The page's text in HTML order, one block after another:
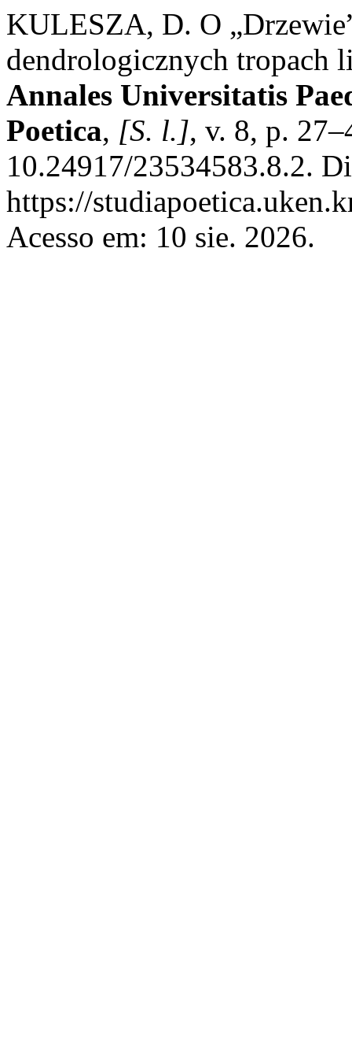
KULESZA, D. O
dendrologicznych tropach
Annales Universitatis
Poetica, [S. l.], v. 8, p.
10.24917/23534583.8.2.
https://
Acesso em: 10 sie. 2026.